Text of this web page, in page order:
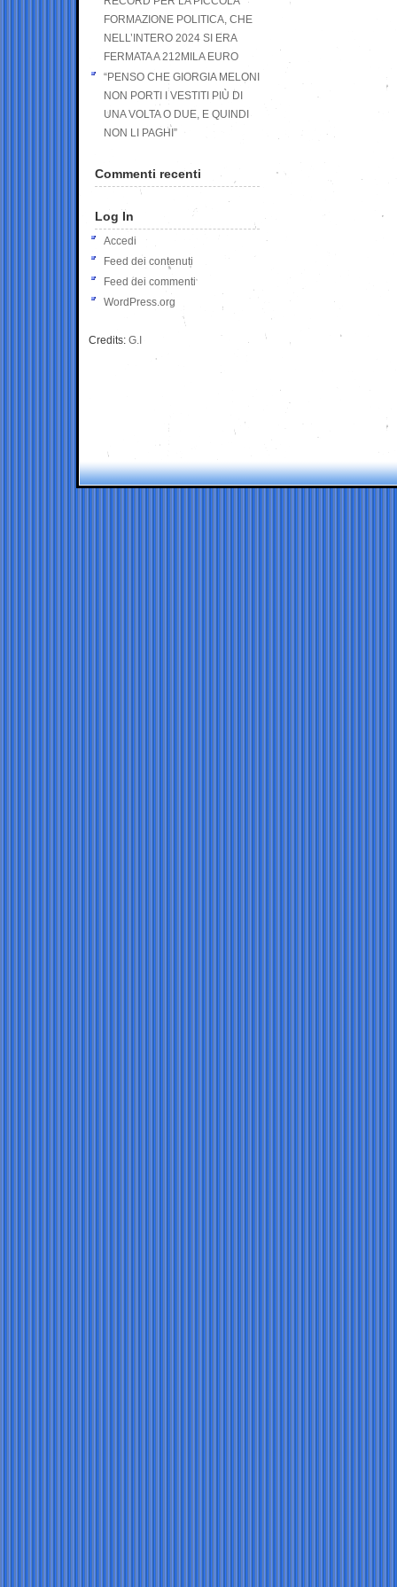
FORMAZIONE POLITICA, CHE
NELL’INTERO 2024 SI ERA
FERMATA A 212MILA EURO
“PENSO CHE GIORGIA MELONI
NON PORTI I VESTITI PIÙ DI
UNA VOLTA O DUE, E QUINDI
NON LI PAGHI”
Commenti recenti
Log In
Accedi
Feed dei contenuti
Feed dei commenti
WordPress.org
Credits: G.I